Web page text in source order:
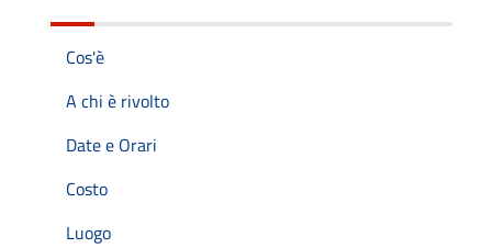
Cos'è
A chi è rivolto
Date e Orari
Costo
Luogo